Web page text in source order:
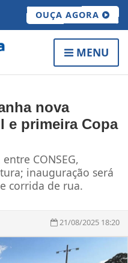
OUÇA AGORA
MENU
nova
e primeira Copa
CONSEG,
inauguração será
corrida de rua.
21/08/2025 18:20